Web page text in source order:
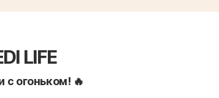
LIFE
с огоньком! 🔥